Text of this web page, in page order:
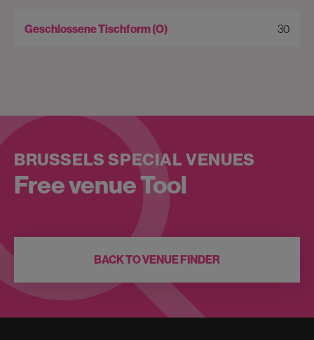
30
BRUSSELS SPECIAL VENUES
Free venue Tool
BACK TO VENUE FINDER